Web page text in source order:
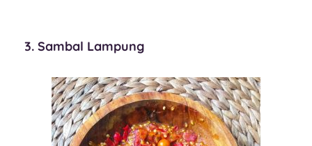
3. Sambal Lampung